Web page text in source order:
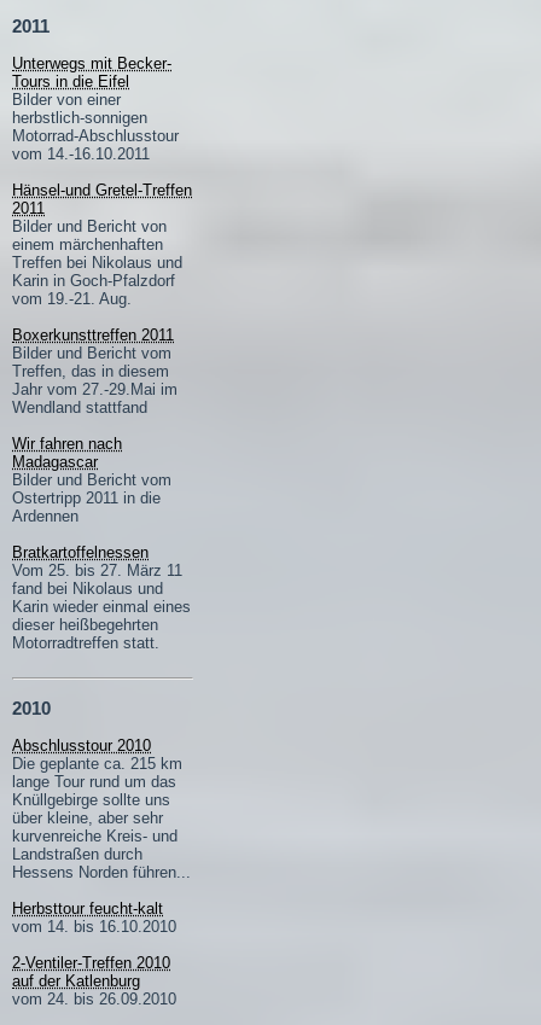
2011
Unterwegs mit Becker-
Tours in die Eifel
Bilder von einer
herbstlich-sonnigen
Motorrad-Abschlusstour
vom 14.-16.10.2011
Hänsel-und Gretel-Treffen
2011
Bilder und Bericht von
einem märchenhaften
Treffen bei Nikolaus und
Karin in Goch-Pfalzdorf
vom 19.-21. Aug.
Boxerkunsttreffen 2011
Bilder und Bericht vom
Treffen, das in diesem
Jahr vom 27.-29.Mai im
Wendland stattfand
Wir fahren nach
Madagascar
Bilder und Bericht vom
Ostertripp 2011 in die
Ardennen
Bratkartoffelnessen
Vom 25. bis 27. März 11
fand bei Nikolaus und
Karin wieder einmal eines
dieser heißbegehrten
Motorradtreffen statt.
2010
Abschlusstour 2010
Die geplante ca. 215 km
lange Tour rund um das
Knüllgebirge sollte uns
über kleine, aber sehr
kurvenreiche Kreis- und
Landstraßen durch
Hessens Norden führen...
Herbsttour feucht-kalt
vom 14. bis 16.10.2010
2-Ventiler-Treffen 2010
auf der Katlenburg
vom 24. bis 26.09.2010